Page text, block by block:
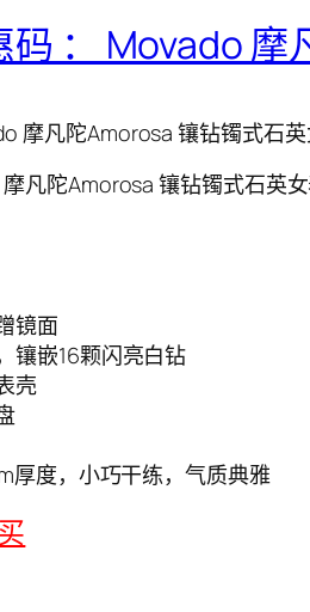
： Movado 摩
摩凡陀Amorosa 镶钻镯式石
凡陀Amorosa 镶钻镯式石英
镜面
镶嵌16颗闪亮白钻
壳
厚度，小巧干练，气质典雅